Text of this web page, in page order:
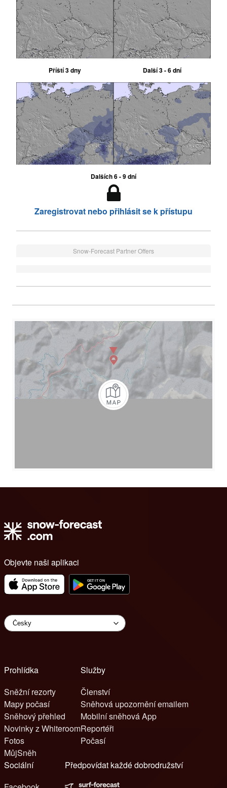
Příští 3 dny Další 3 - 6 dní
Dalších 6 - 9 dní
Zaregistrovat nebo přihlásit se k přístupu
Snow-Forecast Partner Offers
Objevte naši aplikaci
Prohlídka
Sněžní rezorty
Mapy počasí
Sněhový přehled
Novinky z Whiteroom
Fotos
MůjSněh
Služby
Členství
Sněhová upozornění emailem
Mobilní sněhová App
Reportéři
Počasí
Sociální
Předpovídat každé dobrodružství